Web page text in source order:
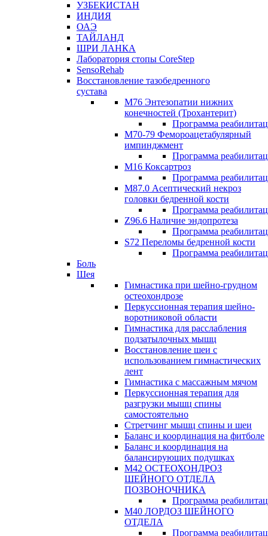
УЗБЕКИСТАН
ИНДИЯ
ОАЭ
ТАЙЛАНД
ШРИ ЛАНКА
Лаборатория стопы CoreStep
SensoRehab
Восстановление тазобедренного
сустава
М76 Энтезопатии нижних
конечностей (Трохантерит)
Программа
М70-79 Фемороацетабулярный
импинджмент
Программа
M16 Коксартроз
Программа
М87.0 Асептический некроз
головки бедренной кости
Программа
Z96.6 Наличие эндопротеза
Программа
S72 Переломы бедренной кости
Программа
Боль
Шея
Гимнастика при шейно-грудном
остеохондрозе
Перкуссионная терапия шейно-
воротниковой области
Гимнастика для расслабления
подзатылочных мышц
Восстановление шеи с
использованием гимнастических
лент
Гимнастика с массажным мячом
Перкуссионная терапия для
разгрузки мышц спины
самостоятельно
Стретчинг мышц спины и шеи
Баланс и координация на фитболе
Баланс и координация на
балансирующих подушках
М42 ОСТЕОХОНДРОЗ
ШЕЙНОГО ОТДЕЛА
ПОЗВОНОЧНИКА
Программа
М40 ЛОРДОЗ ШЕЙНОГО
ОТДЕЛА
Программа